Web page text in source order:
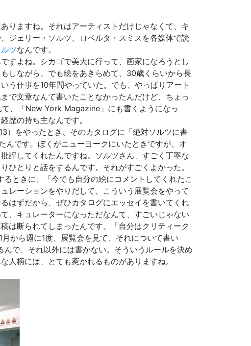
りますね。それはアーティストだけじゃなくて、キ
ジェリー・ソルツ、ロベルタ・スミスを各媒体で読
ツなんです。
すよね。シカゴで美大に行って、画家になろうとし
しながら、でも絵をあきらめて、30歳くらいから長
う仕事を10年間やっていた。でも、やっぱりアート
で文章なんて書いたことなかったんだけど、ちょっ
、「New York Magazine」にも書くようになっ
歴の持ち主なんです。
）をやったとき、そのカタログに「絶対ソルツに書
です。ぼくがニューヨークにいたときですが、オ
評してくれたんですね。ソルツさん、すごく丁寧な
ひとりと話をするんです。それがすごくよかった。
ときに、「今でも自分の絵にコメントしてくれたこ
レーションをやりだして、こういう展覧会をやって
はずだから、ぜひカタログにエッセイを書いてくれ
、キュレーターになっただなんて、すごいじゃない
は断られてしまったんです。「自分はクリティーク
から週に1度、展覧会を見て、それについて書い
で、それ以外には書かない。そういうルールを決め
人柄には、とても惹かれるものがありますね。